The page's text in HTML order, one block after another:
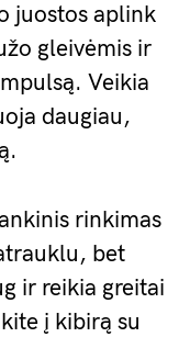
juostos aplink
gleivėmis ir
Veikia
daugiau,
rinkimas
bet
ir reikia greitai
į kibirą su